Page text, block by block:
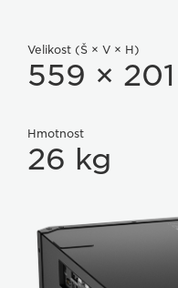
Velikost (Š × V × H)
559 ×
Hmotnost
26 kg